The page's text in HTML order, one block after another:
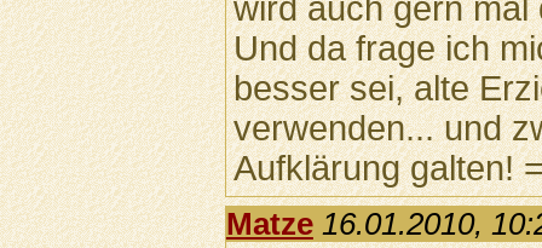
wird auch gern mal
Und da frage ich
besser sei, alte
verwenden... und
Aufklärung galten!
Matze 16.01.2010,